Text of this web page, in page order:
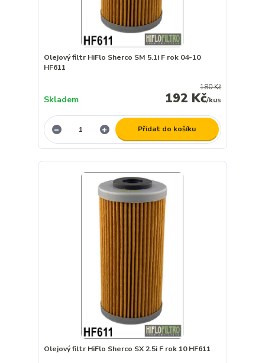
Olejový filtr HiFlo Sherco SM 5.1i F rok 04-10
HF611
180 Kč
192 Kč/kus
Skladem
Přidat do košíku
Olejový filtr HiFlo Sherco SX 2.5i F rok 10 HF611